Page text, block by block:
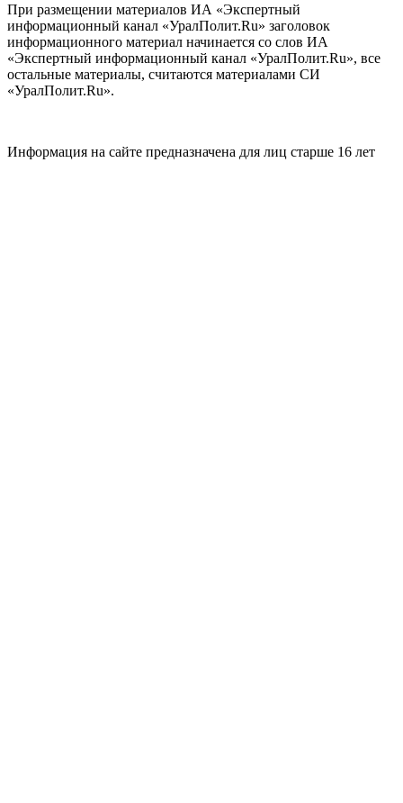
При размещении материалов ИА «Экспертный
информационный канал «УралПолит.Ru» заголовок
информационного материал начинается со слов ИА
«Экспертный информационный канал «УралПолит.Ru», все
остальные материалы, считаются материалами СИ
«УралПолит.Ru».
Информация на сайте предназначена для лиц старше 16 лет